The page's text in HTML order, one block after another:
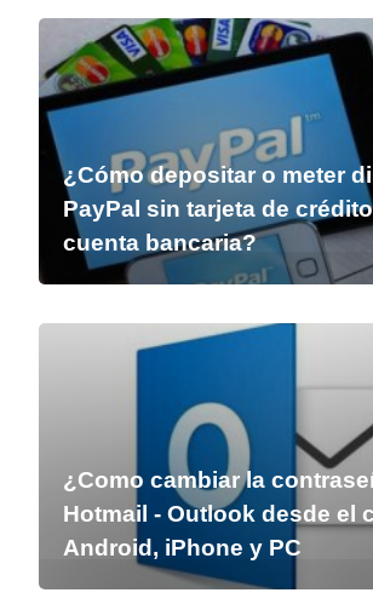
¿Cómo depositar o meter
PayPal sin tarjeta de
cuenta bancaria?
¿Como cambiar la
Hotmail - Outlook desde el
Android, iPhone y PC